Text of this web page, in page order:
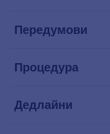
Передумови
Процедура
Дедлайни